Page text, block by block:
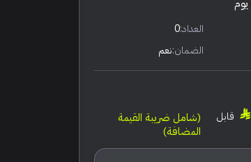
العداد:0
الضمان:نعم
قابل
(شامل ضريبة القيمة
المضافة)